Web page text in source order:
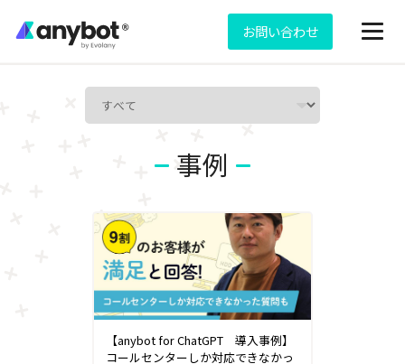
お問い合わせ
事例
【anybot for ChatGPT 導入事例】
コールセンターしか対応できなかっ